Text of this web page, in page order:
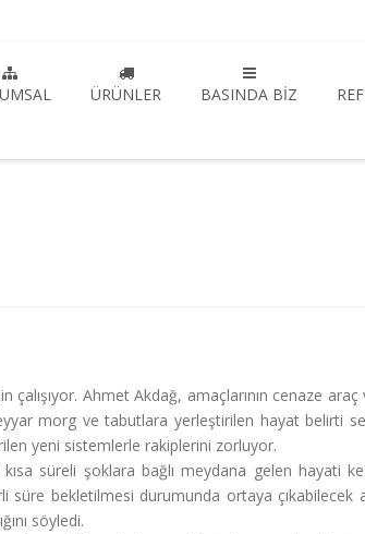
ÜRÜNLER BASINDA BIZ
Ahmet Akdağ, amaçlarının cenaze
morg ve tabutlara yerleştirilen hayat belirti
yeni sistemlerle rakiplerini zorluyor.
süreli şoklara bağlı meydana gelen hayati
bekletilmesi durumunda ortaya çıkabilecek
söyledi.